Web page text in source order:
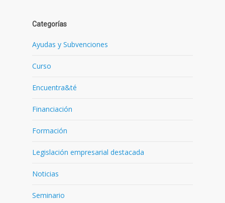
Categorías
Ayudas y Subvenciones
Curso
Encuentra&té
Financiación
Formación
Legislación empresarial destacada
Noticias
Seminario